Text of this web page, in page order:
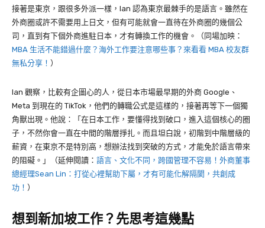
接著是東京，跟很多外派一樣， Ian 認為東京最棘手的是語言。雖然在
外商圈或許不需要用上日文，但有可能就會一直待在外商圈的幾個公
司，直到有下個外商進駐日本，才有轉換工作的機會。（同場加映：
MBA 生活不能錯過什麼？海外工作要注意哪些事？來看看 MBA 校友群
無私分享！ ）
Ian 觀察，比較有企圖心的人，從日本市場最早期的外商 Google 、
Meta 到現在的 TikTok ，他們的轉職公式是這樣的，接著再等下一個獨
角獸出現。他說：「在日本工作，要懂得找到破口，進入這個核心的圈
子，不然你會一直在中間的階層掙扎。而且坦白說，初階到中階層級的
薪資，在東京不是特別高，想辦法找到突破的方式，才能免於語言帶來
的阻礙。」（延伸閱讀： 語言、文化不同，跨國管理不容易！外商董事
總經理Sean Lin：打從心裡幫助下屬，才有可能化解隔閡，共創成
功！ ）
想到新加坡工作？先思考這幾點